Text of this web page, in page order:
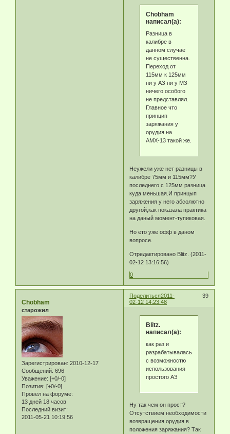
Chobham
написал(а):
Разница в
калибре в
данном случае
не существенна.
Переход от
115мм к 125мм
ни у АЗ ни у МЗ
ничего особого
не представлял.
Главное что
принцип
заряжания у
орудия на
АМХ-13 такой же.
Неужели уже нет разницы в
калибре 75мм и 115мм?У
последнего с 125мм разница
куда меньшая.И принцып
заряжения у него абсолютно
другой,как показала практика
на даный момент-тупиковая.
Но ето уже офф в даном
вопросе.
Отредактировано Blitz. (2011-
02-12 13:16:56)
0
Поделиться 39
2011-
02-12 14:23:48
Chobham
старожил
Зарегистрирован: 2010-12-17
Сообщений: 696
Уважение: [+0/-0]
Позитив: [+0/-0]
Провел на форуме:
13 дней 18 часов
Последний визит:
2011-05-21 10:19:56
Blitz.
написал(а):
как раз и
разрабатывалась
с возможностю
использования
простого АЗ
Ну так чем он прост?
Отсутствием необходимости
возвращения орудия в
положения заряжания? Так